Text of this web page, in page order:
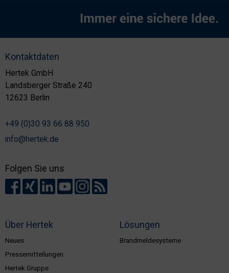
Über Hertek
Neues
Pressemitteilungen
Hertek Gruppe
Lösungen
Brandmeldesysteme
Kontaktdaten
Hertek GmbH
Landsberger Straße 240
12623 Berlin
+49 (0)30 93 66 88 950
info@hertek.de
Folgen Sie uns